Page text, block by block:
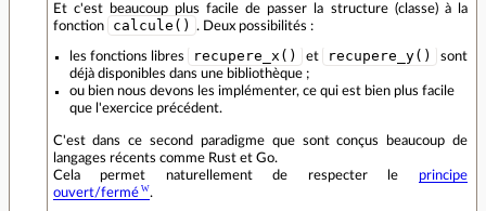
Et c'est beaucoup plus facile de passer la structure (classe) à la
fonction
calcule() . Deux possibilités :
les fonctions libres recupere_x() et recupere_y()
sont
déjà disponibles dans une bibliothèque ;
ou bien nous devons les implémenter, ce qui est bien plus facile
que l'exercice précédent.
C'est dans ce second paradigme que sont conçus beaucoup de
langages récents comme Rust et Go.
Cela permet naturellement de respecter le principe
ouvert/fermé
.